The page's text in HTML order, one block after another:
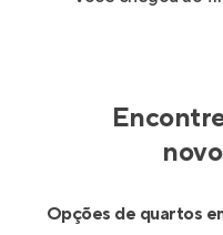
Opções de quartos